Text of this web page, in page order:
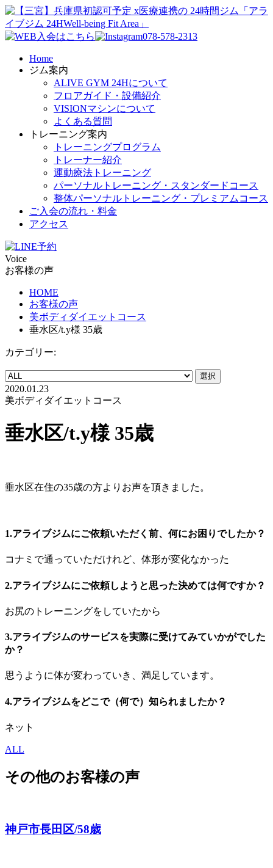
078-578-2313
Home
ジム案内
ALIVE GYM 24Hについて
フロアガイド・設備紹介
VISIONマシンについて
よくある質問
トレーニング案内
トレーニングプログラム
トレーナー紹介
運動療法トレーニング
パーソナルトレーニング・スタンダードコース
整体パーソナルトレーニング・プレミアムコース
ご入会の流れ・料金
アクセス
Voice
お客様の声
HOME
お客様の声
美ボディダイエットコース
垂水区/t.y様 35歳
カテゴリー:
選択
2020.01.23
美ボディダイエットコース
垂水区/t.y様 35歳
垂水区在住の35歳の方よりお声を頂きました。
1.アライブジムにご依頼いただく前、何にお困りでしたか？
コナミで通っていただけれど、体形が変化なかった
2.アライブジムにご依頼しようと思った決めては何ですか？
お尻のトレーニングをしていたから
3.アライブジムのサービスを実際に受けてみていかがでした
か？
思うように体が変わっていき、満足しています。
4.アライブジムをどこで（何で）知られましたか？
ネット
ALL
その他のお客様の声
神戸市長田区/58歳